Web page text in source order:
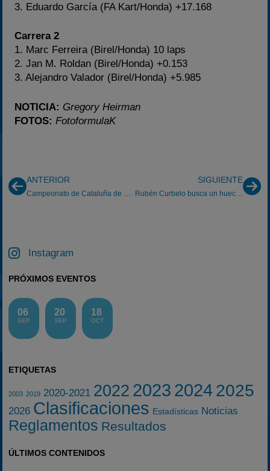
3. Eduardo García (FA Kart/Honda) +17.168
Carrera 2
1. Marc Ferreira (Birel/Honda) 10 laps
2. Jan M. Roldan (Birel/Honda) +0.153
3. Alejandro Valador (Birel/Honda) +5.985
NOTICIA: Gregory Heirman
FOTOS:FotoformulaK
ANTERIOR
Campeonato de Cataluña de Karting: Mora Nou
SIGUIENTE
Rubén Curbelo busca un hueco en Europa
Instagram
PRÓXIMOS EVENTOS
06
SEP
20
SEP
18
OCT
ETIQUETAS
2003 2019 2020-2021 2022 2023 20242025
2026 Clasificaciones Estadísticas Noticias
Reglamentos Resultados
ÚLTIMOS CONTENIDOS